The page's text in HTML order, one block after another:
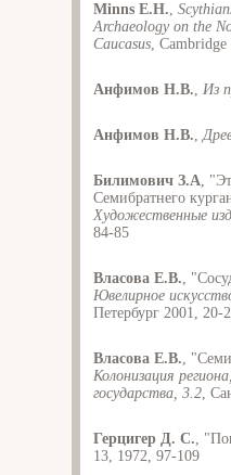
Minns E.H.,
Archaeology on the
Caucasus, Cambridge
Анфимов Η.Β., Из
Анфимов Η.Β.,
Билимович З.А,
Семибратнего
Художественные
84-85
Власова Е.В.,
Ювелирное
Петербург 2001, 20-
Власова Е.В.,
Колонизация
государства, 3.2,
Герцигер Д. С.,
13, 1972, 97-109